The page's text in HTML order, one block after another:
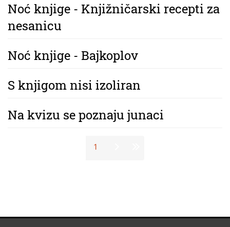
Noć knjige - Knjižničarski recepti za
nesanicu
Noć knjige - Bajkoplov
S knjigom nisi izoliran
Na kvizu se poznaju junaci
1